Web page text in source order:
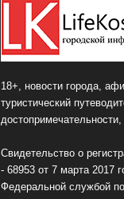
18+, новости города,
туристический
Свидетельство о
- 68953 от 7 марта 2017
Федеральной службой